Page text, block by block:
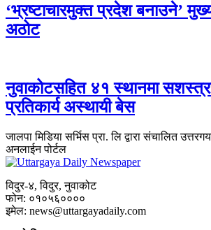
‘भ्रष्टाचारमुक्त प्रदेश बनाउने’
अठोट
नुवाकोटसहित ४१ स्थानमा
प्रतिकार्य अस्थायी बेस
जालपा मिडिया सर्भिस प्रा. लि द्वारा संचालित
अनलाईन पोर्टल
विदुर-४, विदुर, नुवाकोट
फोन: ०१०५६००००
इमेल: news@uttargayadaily.com